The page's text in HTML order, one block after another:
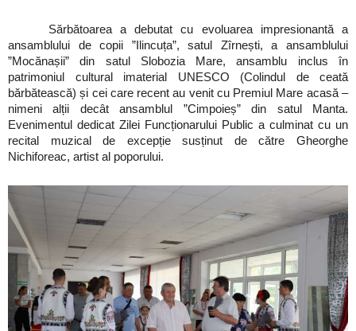
Sărbătoarea a debutat cu evoluarea impresionantă a
ansamblului de copii ”Ilincuța”, satul Zîrnești, a ansamblului
”Mocănașii” din satul Slobozia Mare, ansamblu inclus în
patrimoniul cultural imaterial UNESCO (Colindul de ceată
bărbătească) și cei care recent au venit cu Premiul Mare acasă –
nimeni alții decât ansamblul ”Cimpoieș” din satul Manta.
Evenimentul dedicat Zilei Funcționarului Public a culminat cu un
recital muzical de excepție susținut de către Gheorghe
Nichiforeac, artist al poporului.